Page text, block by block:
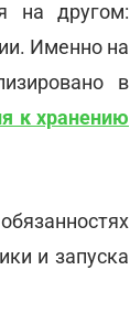
на другом:
Именно на
в
к хранению
и запуска